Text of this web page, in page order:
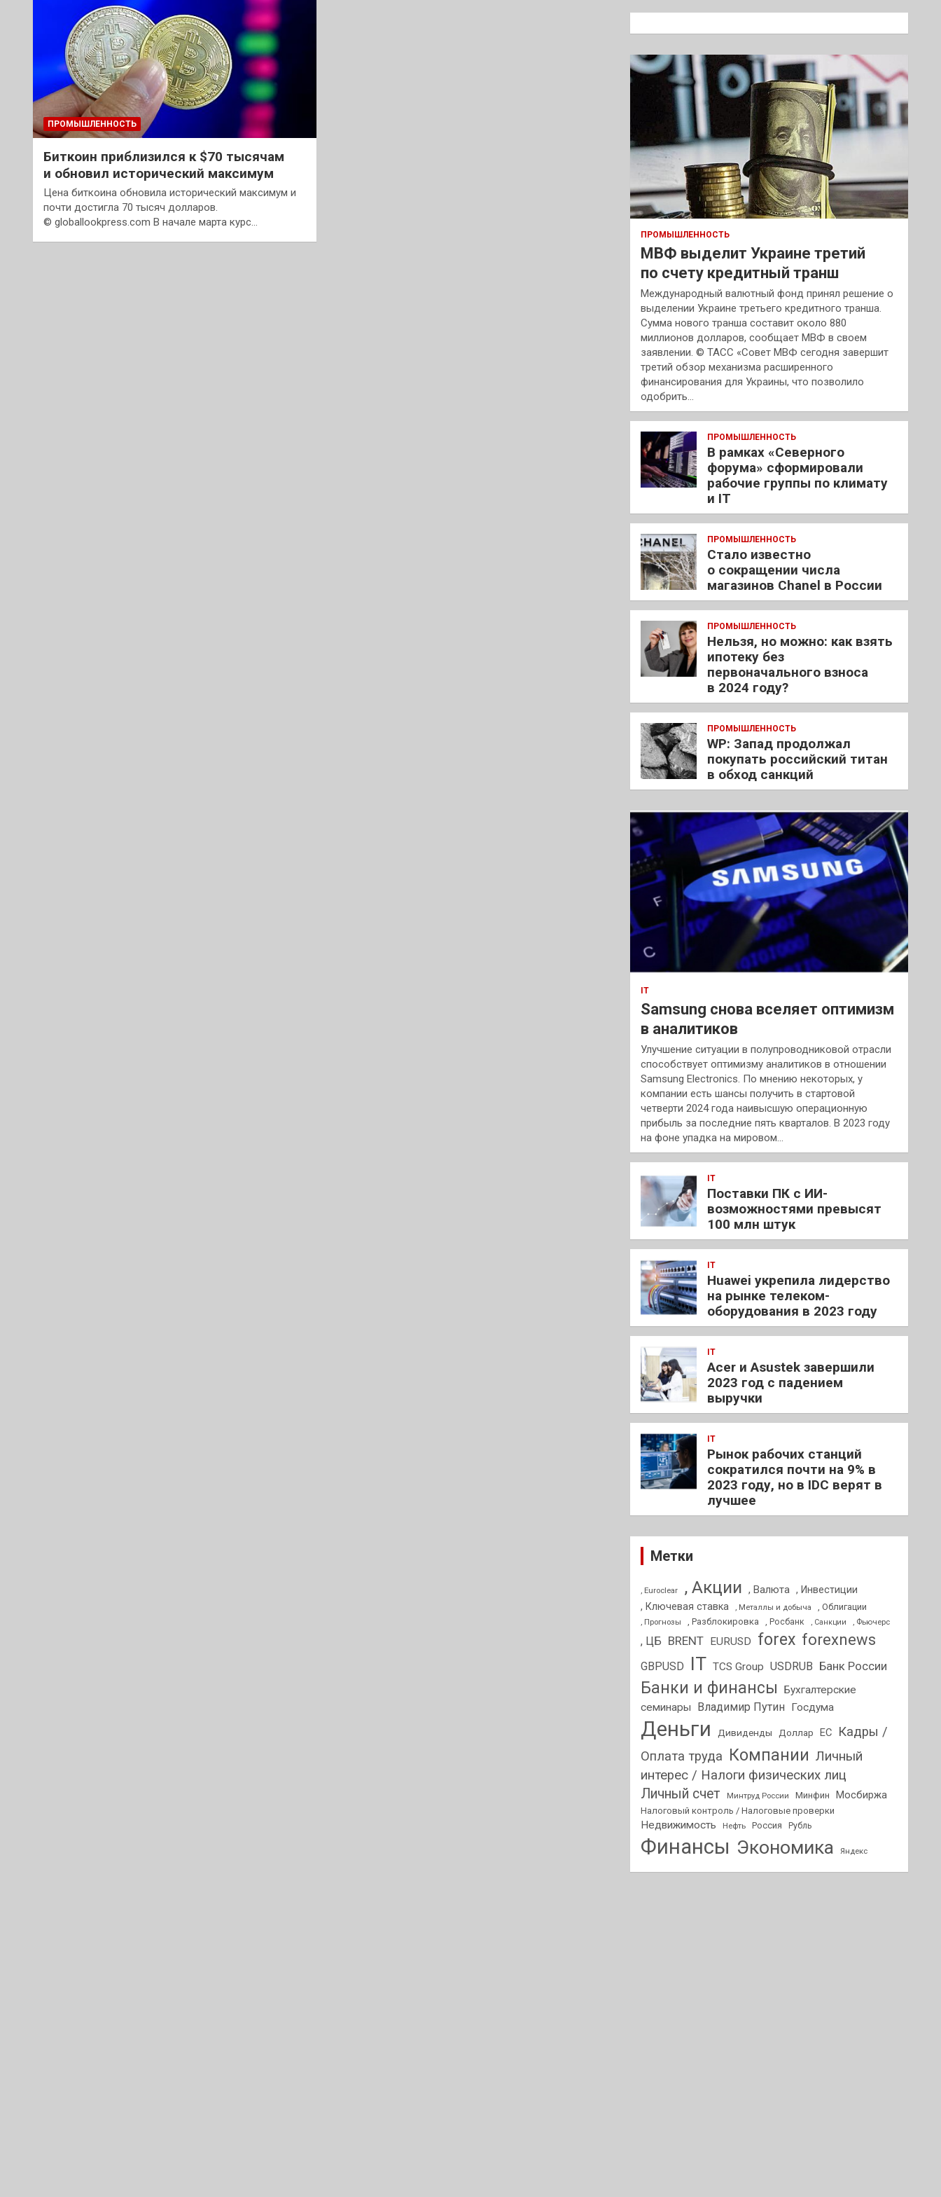
ПРОМЫШЛЕННОСТЬ
Биткоин приблизился к $70 тысячам
и обновил исторический максимум
Цена биткоина обновила исторический максимум и
почти достигла 70 тысяч долларов.
© globallookpress.com В начале марта курс…
к
ПРОМЫШЛЕННОСТЬ
МВФ выделит Украине третий
по счету кредитный транш
Международный валютный фонд принял решение о
выделении Украине третьего кредитного транша.
Сумма нового транша составит около 880
миллионов долларов, сообщает МВФ в своем
заявлении. © ТАСС «Совет МВФ сегодня завершит
третий обзор механизма расширенного
финансирования для Украины, что позволило
одобрить…
ПРОМЫШЛЕННОСТЬ
В рамках «Северного
форума» сформировали
рабочие группы по климату
и IT
ПРОМЫШЛЕННОСТЬ
Стало известно
о сокращении числа
магазинов Chanel в России
ПРОМЫШЛЕННОСТЬ
Нельзя, но можно: как взять
ипотеку без
первоначального взноса
в 2024 году?
ПРОМЫШЛЕННОСТЬ
WP: Запад продолжал
покупать российский титан
в обход санкций
IT
Samsung снова вселяет оптимизм
в аналитиков
Улучшение ситуации в полупроводниковой отрасли
способствует оптимизму аналитиков в отношении
Samsung Electronics. По мнению некоторых, у
компании есть шансы получить в стартовой
четверти 2024 года наивысшую операционную
прибыль за последние пять кварталов. В 2023 году
на фоне упадка на мировом…
IT
Поставки ПК с ИИ-
возможностями превысят
100 млн штук
IT
Huawei укрепила лидерство
на рынке телеком-
оборудования в 2023 году
IT
Acer и Asustek завершили
2023 год с падением
выручки
IT
Рынок рабочих станций
сократился почти на 9% в
2023 году, но в IDC верят в
лучшее
Метки
, Euroclear , Акции , Валюта , Инвестиции
, Ключевая ставка
, Металлы и добыча , Облигации
, Прогнозы , Разблокировка , Росбанк , Санкции , Фьючерс
, ЦБ BRENT EURUSD forex forexnews
GBPUSD IT TCS Group USDRUB Банк России
Банки и финансы
Бухгалтерские
семинары
Владимир Путин Госдума
Деньги Дивиденды Доллар ЕС
Кадры /
Оплата труда Компании Личный
интерес / Налоги физических лиц
Личный счет Минтруд России Минфин Мосбиржа
Налоговый контроль / Налоговые проверки
Недвижимость Нефть Россия Рубль
Финансы Экономика Яндекс